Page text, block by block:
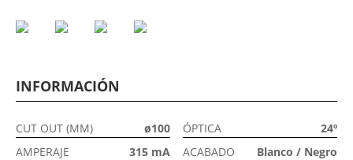
INFORMACIÓN
CUT OUT (MM)
ø100
AMPERAJE
315 mA
ÓPTICA
24º
ACABADO
Blanco / Negro